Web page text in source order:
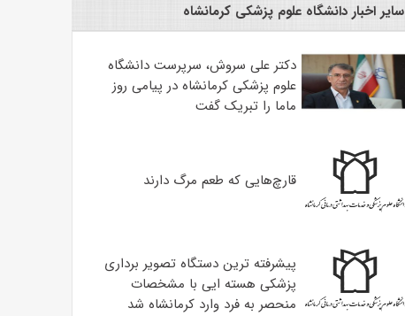
سایر اخبار دانشگاه علوم پزشکی کرمانشاه
دکتر علی سروش، سرپرست دانشگاه
علوم پزشکی کرمانشاه در پیامی روز
ماما را تبریک گفت
قارچ‌هایی که طعم مرگ دارند
پیشرفته ترین دستگاه تصویر برداری
پزشکی هسته ایی با مشخصات
منحصر به فرد وارد کرمانشاه شد